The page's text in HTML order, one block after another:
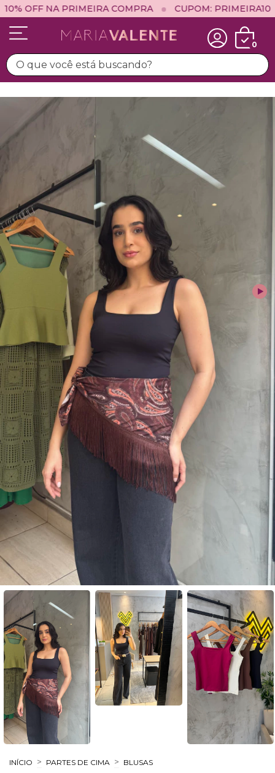
OFF NA PRIMEIRA COMPRA CUPOM: PRIMEIRA10
0
INÍCIO > PARTES DE CIMA > BLUSAS